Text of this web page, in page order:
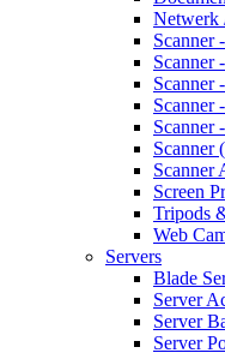
Netwerk
Scanner
Scanner
Scanner
Scanner
Scanner
Scanner
Scanner
Screen
Tripods
Web
Servers
Blade
Server
Server
Server